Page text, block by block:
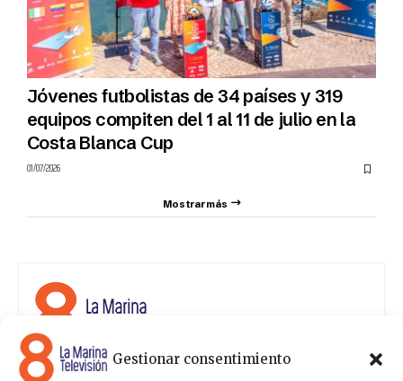
Gestionar consentimiento
Jóvenes futbolistas de 34 países y 319
equipos compiten del 1 al 11 de julio en la
Costa Blanca Cup
01/07/2026
Mostrar más
8 La Marina Televisión cuenta con una amplia gama de